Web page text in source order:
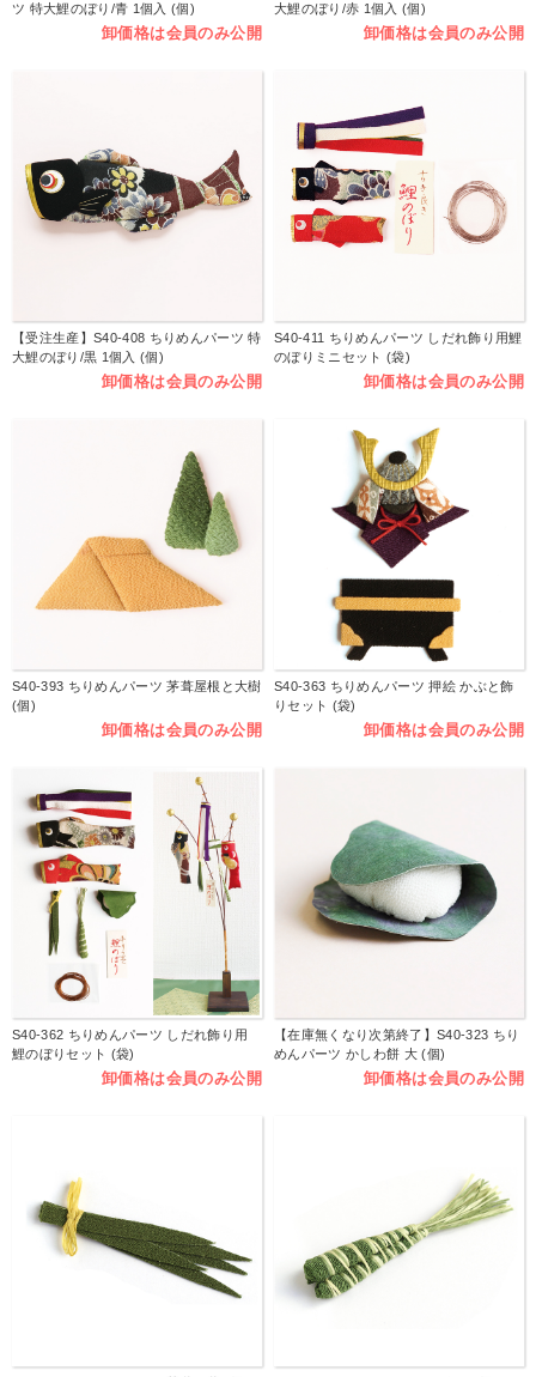
ツ 特大鯉のぼり/青 1個入 (個)
卸価格は会員のみ公開
大鯉のぼり/赤 1個入 (個)
卸価格は会員のみ公開
【受注生産】S40-408 ちりめんパーツ 特
大鯉のぼり/黒 1個入 (個)
卸価格は会員のみ公開
S40-411 ちりめんパーツ しだれ飾り用鯉
のぼりミニセット (袋)
卸価格は会員のみ公開
S40-393 ちりめんパーツ 茅葺屋根と大樹
(個)
卸価格は会員のみ公開
S40-363 ちりめんパーツ 押絵 かぶと飾
りセット (袋)
卸価格は会員のみ公開
S40-362 ちりめんパーツ しだれ飾り用
鯉のぼりセット (袋)
卸価格は会員のみ公開
【在庫無くなり次第終了】S40-323 ちり
めんパーツ かしわ餅 大 (個)
卸価格は会員のみ公開